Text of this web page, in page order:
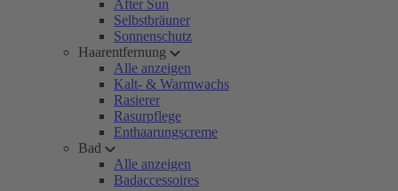
After Sun
Selbstbräuner
Sonnenschutz
Haarentfernung
Alle anzeigen
Kalt- & Warmwachs
Rasierer
Rasurpflege
Enthaarungscreme
Bad
Alle anzeigen
Badaccessoires